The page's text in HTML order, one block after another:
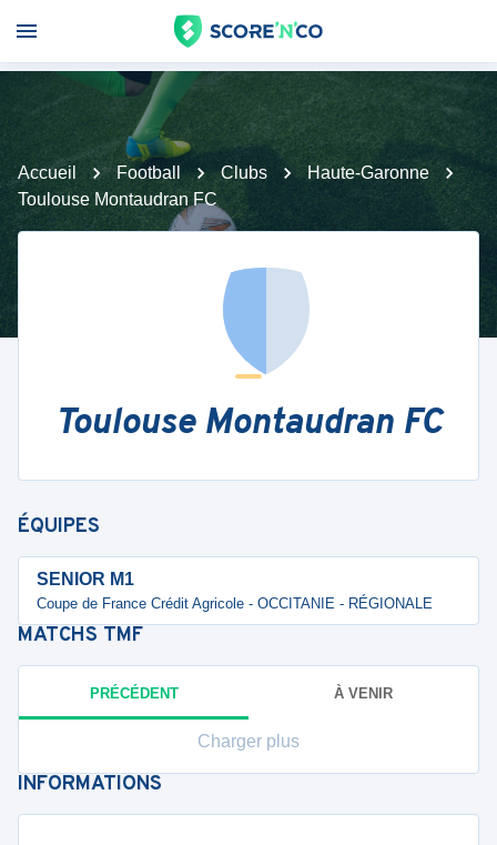
Accueil Football Clubs
Haute-Garonne
Toulouse Montaudran FC
Toulouse Montaudran FC
ÉQUIPES
SENIOR M1
Coupe de France Crédit Agricole - OCCITANIE - RÉGIONALE
MATCHS TMF
PRÉCÉDENT À VENIR
Charger plus
INFORMATIONS